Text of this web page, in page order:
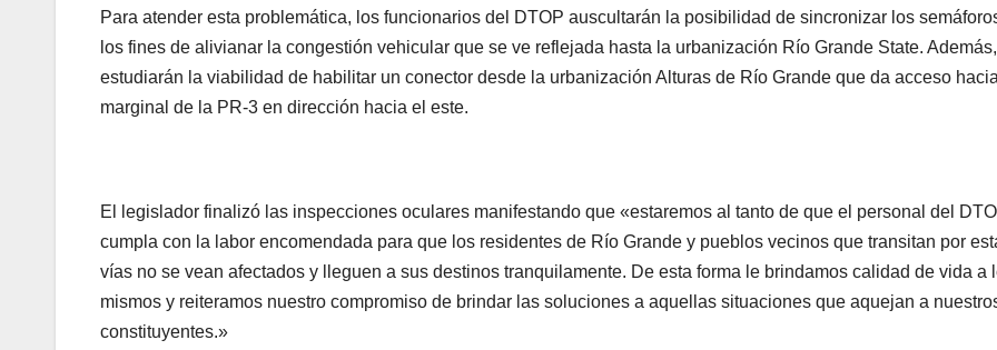
Para atender esta problemática, los funcionarios del DTOP auscultarán la posibilidad de sincronizar los
los fines de alivianar la congestión vehicular que se ve reflejada hasta la urbanización Río Grande State. Además,
estudiarán la viabilidad de habilitar un conector desde la urbanización Alturas de Río Grande que da acceso
marginal de la PR-3 en dirección hacia el este.
El legislador finalizó las inspecciones oculares manifestando que «estaremos al tanto de que el personal del
cumpla con la labor encomendada para que los residentes de Río Grande y pueblos vecinos que transitan por
vías no se vean afectados y lleguen a sus destinos tranquilamente. De esta forma le brindamos calidad de vida a
mismos y reiteramos nuestro compromiso de brindar las soluciones a aquellas situaciones que aquejan a
constituyentes.»